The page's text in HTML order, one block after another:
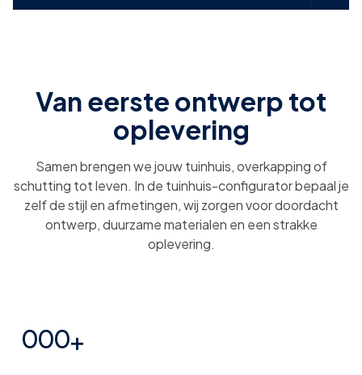
Van eerste ontwerp tot
oplevering
Samen brengen we jouw tuinhuis, overkapping of
schutting tot leven. In de tuinhuis-configurator bepaal je
zelf de stijl en afmetingen, wij zorgen voor doordacht
ontwerp, duurzame materialen en een strakke
oplevering.
000+